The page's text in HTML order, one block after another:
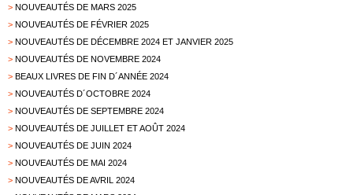
> NOUVEAUTÉS DE MARS 2025
> NOUVEAUTÉS DE FÉVRIER 2025
> NOUVEAUTÉS DE DÉCEMBRE 2024 ET JANVIER 2025
> NOUVEAUTÉS DE NOVEMBRE 2024
> BEAUX LIVRES DE FIN D´ANNÉE 2024
> NOUVEAUTÉS D´OCTOBRE 2024
> NOUVEAUTÉS DE SEPTEMBRE 2024
> NOUVEAUTÉS DE JUILLET ET AOÛT 2024
> NOUVEAUTÉS DE JUIN 2024
> NOUVEAUTÉS DE MAI 2024
> NOUVEAUTÉS DE AVRIL 2024